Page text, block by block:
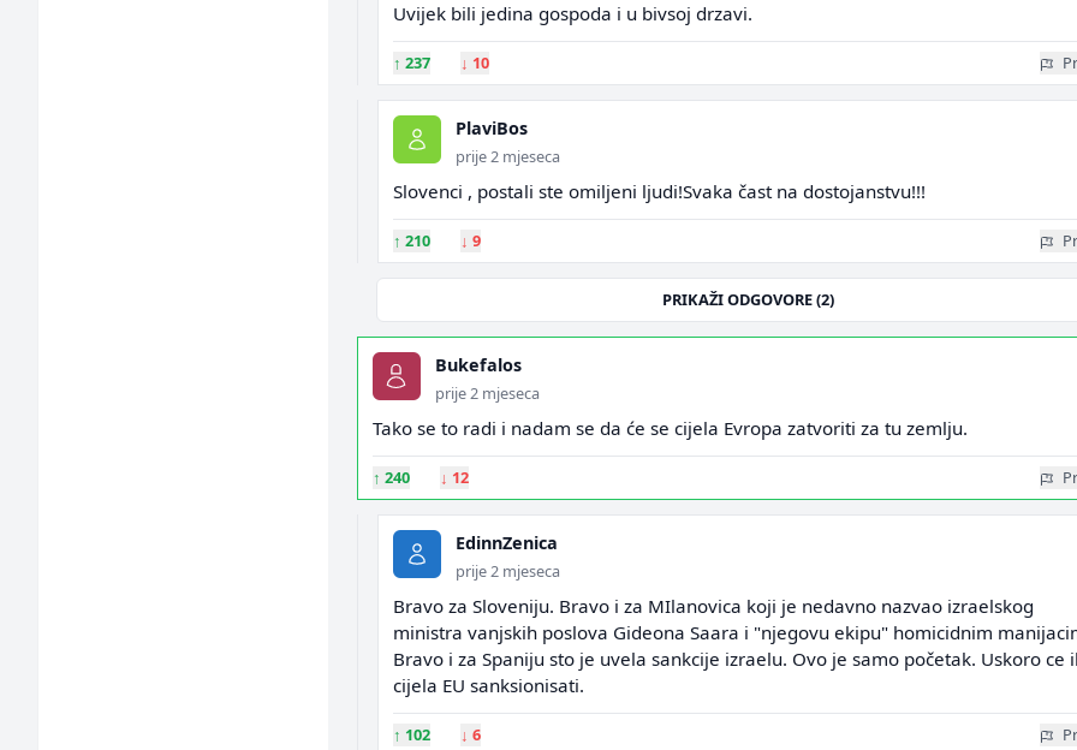
Uvijek bili jedina gospoda i u bivsoj drzavi.
↑ 237 ↓ 10
PlaviBos
prije 2 mjeseca
Slovenci , postali ste omiljeni ljudi!Svaka čast na dostojanstvu!!!
↑ 210 ↓ 9
PRIKAŽI ODGOVORE (2)
Bukefalos
prije 2 mjeseca
Tako se to radi i nadam se da će se cijela Evropa zatvoriti za tu zemlju.
↑ 240 ↓ 12
EdinnZenica
prije 2 mjeseca
Bravo za Sloveniju. Bravo i za MIlanovica koji je nedavno nazvao izraelskog
ministra vanjskih poslova Gideona Saara i "njegovu ekipu" homicidnim
Bravo i za Spaniju sto je uvela sankcije izraelu. Ovo je samo početak. Uskoro ce
cijela EU sanksionisati.
↑ 102 ↓ 6